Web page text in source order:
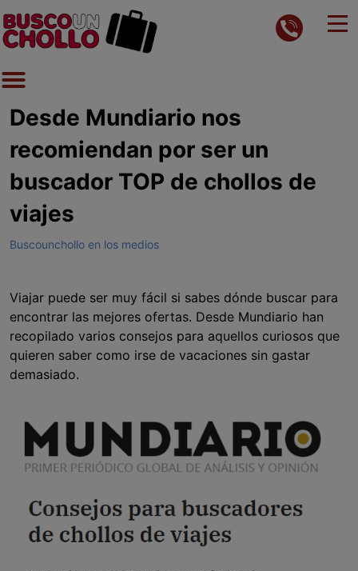
Desde Mundiario nos
recomiendan por ser un
buscador TOP de chollos de
viajes
Buscounchollo en los medios
Viajar puede ser muy fácil si sabes dónde buscar para
encontrar las mejores ofertas. Desde Mundiario han
recopilado varios consejos para aquellos curiosos que
quieren saber como irse de vacaciones sin gastar
demasiado.